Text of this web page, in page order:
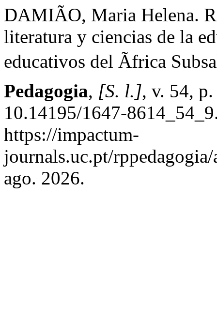
DAMIÃO, Maria Helena.
literatura y ciencias de la
educativos del Ãfrica
Pedagogia, [S. l.], v. 54,
10.14195/1647-
https://impactum-
journals.uc.pt/
ago. 2026.